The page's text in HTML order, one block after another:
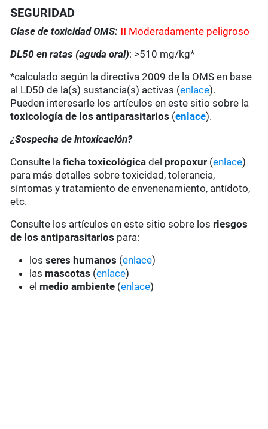
SEGURIDAD
Clase de toxicidad OMS: II Moderadamente peligroso
DL50 en ratas (aguda oral): >510 mg/kg*
*calculado según la directiva 2009 de la OMS en base
al LD50 de la(s) sustancia(s) activas (enlace).
Pueden interesarle los artículos en este sitio sobre la
toxicología de los antiparasitarios (enlace).
¿Sospecha de intoxicación?
Consulte laficha toxicológica del propoxur (enlace)
para más detalles sobre toxicidad, tolerancia,
síntomas y tratamiento de envenenamiento, antídoto,
etc.
Consulte los artículos en este sitio sobre los riesgos
de los antiparasitarios para:
losseres humanos (enlace)
las mascotas (enlace)
el medio ambiente (enlace)